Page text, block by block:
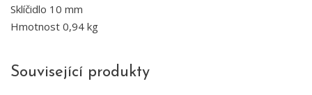
Sklíčidlo 10 mm
Hmotnost 0,94 kg
Související produkty